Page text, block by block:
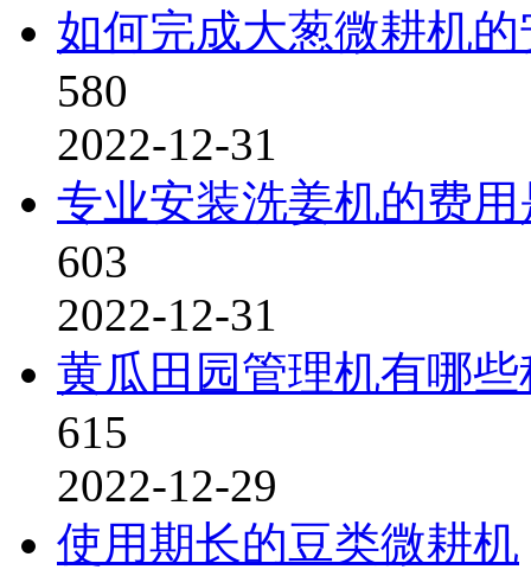
如何完成大葱微耕机的
580
2022-12-31
专业安装洗姜机的费
603
2022-12-31
黄瓜田园管理机有哪
615
2022-12-29
使用期长的豆类微耕机